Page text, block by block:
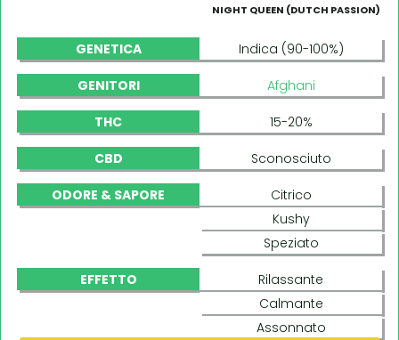
NIGHT QUEEN (DUTCH PASSION)
GENETICA Indica (90-100%)
GENITORI Afghani
THC 15-20%
CBD Sconosciuto
ODORE & SAPORE
Citrico
Kushy
Speziato
EFFETTO
Rilassante
Calmante
Assonnato